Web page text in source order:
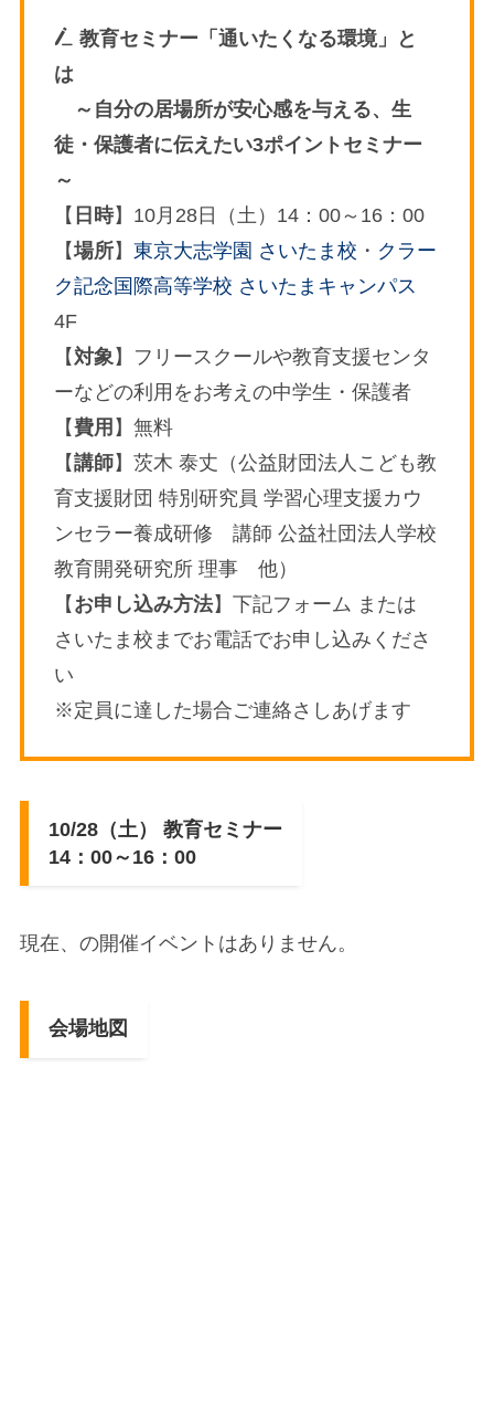
教育セミナー「通いたくなる環境」と
は
～自分の居場所が安心感を与える、生
徒・保護者に伝えたい3ポイントセミナー
～
【 日時】10月28日（土）14：00～16：00
【場所】 東京大志学園 さいたま校 ・ クラー
ク記念国際高等学校 さいたまキャンパス
4F
【対象 】フリースクールや教育支援センタ
ーなどの利用をお考えの中学生・保護者
【費用 】無料
【講師】茨木 泰丈（公益財団法人こども教
育支援財団 特別研究員 学習心理支援カウ
ンセラー養成研修 講師 公益社団法人学校
教育開発研究所 理事 他）
【 お申し込み方法】下記フォーム または
さいたま校までお電話でお申し込みくださ
い
※定員に達した場合ご連絡さしあげます
10/28（土） 教育セミナー
14：00～16：00
現在、の開催イベントはありません。
会場地図